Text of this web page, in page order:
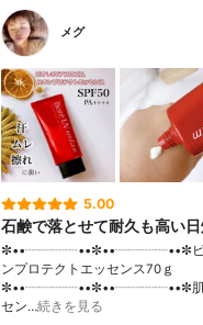
メグ
5.00
石鹸で落とせて耐久も高い
✼••┈┈┈┈••✼••┈┈┈┈••✼ビオ
ンプロテクトエッセンス70ｇ
✼••┈┈┈┈••✼••┈┈┈┈••✼肌荒
セン…続きを見る